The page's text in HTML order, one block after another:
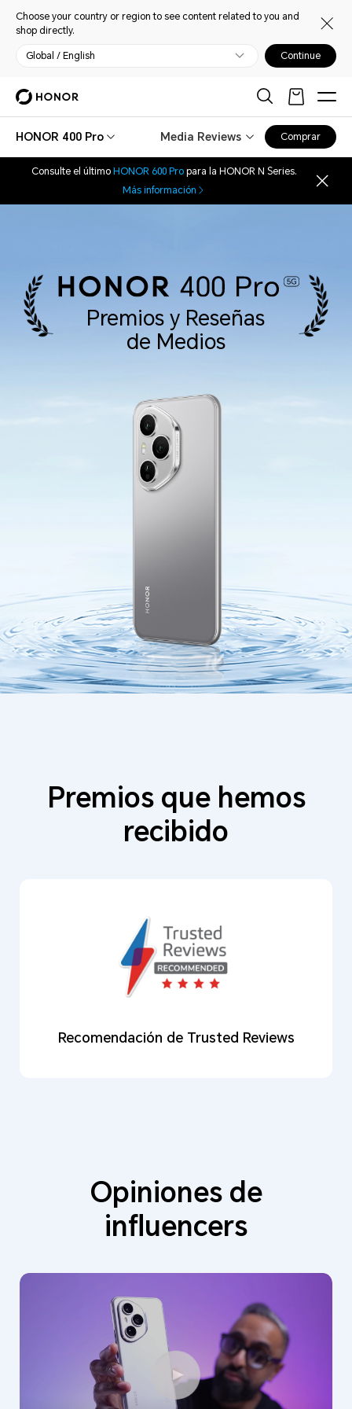
Choose your country or region to see content related to you and
shop directly.
Global / English Continue
HONOR 400 Pro Media Reviews Comprar
Consulte el último HONOR 600 Pro para la HONOR N Series.
Más información
Premios y Reseñas
de Medios
Premios que hemos
recibido
Recomendación de Trusted Reviews
Opiniones de
influencers